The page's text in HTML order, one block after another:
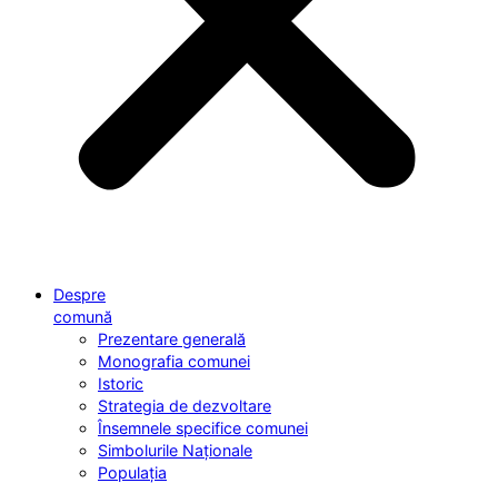
Despre
comună
Prezentare generală
Monografia comunei
Istoric
Strategia de dezvoltare
Însemnele specifice comunei
Simbolurile Naționale
Populația